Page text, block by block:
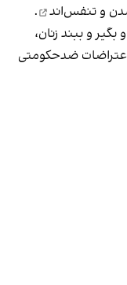
و تنفس‌اند
.
و ببند زنان،
ضدحکومتی